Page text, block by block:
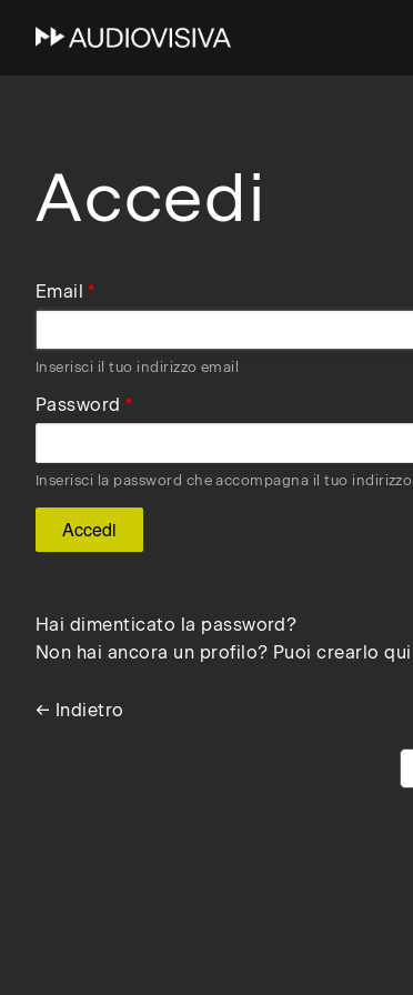
Skip
Accedi
Email
Inserisci il tuo indirizzo email
Password
Inserisci la password che accompagna il tuo indirizzo
Hai dimenticato la password?
Non hai ancora un profilo? Puoi crearlo qui
← Indietro